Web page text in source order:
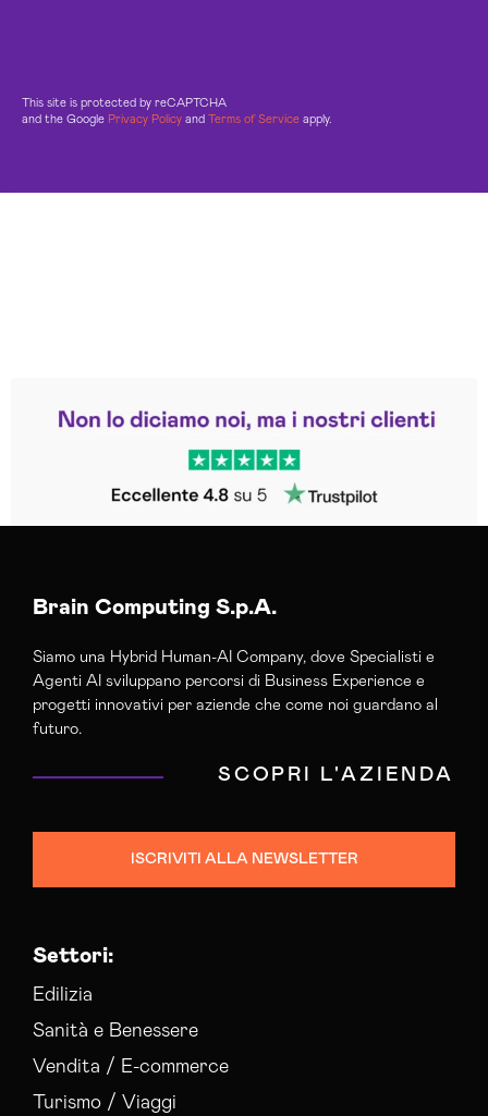
This site is protected by reCAPTCHA
and the Google Privacy Policy and Terms of Service apply.
Trustpilot
Brain Computing S.p.A.
Siamo una Hybrid Human-AI Company, dove Specialisti e
Agenti AI sviluppano percorsi di Business Experience e
progetti innovativi per aziende che come noi guardano al
futuro.
SCOPRI L'AZIENDA
ISCRIVITI ALLA NEWSLETTER
Settori:
Edilizia
Sanità e Benessere
Vendita / E-commerce
Turismo / Viaggi